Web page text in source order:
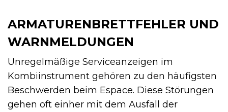
ARMATURENBRETTFEHLER UND
WARNMELDUNGEN
Unregelmäßige Serviceanzeigen im
Kombiinstrument gehören zu den häufigsten
Beschwerden beim Espace. Diese Störungen
gehen oft einher mit dem Ausfall der